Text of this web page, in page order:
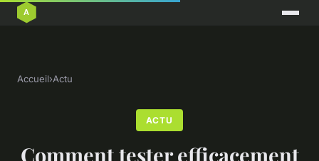
Accueil›Actu
ACTU
Comment tester efficacement